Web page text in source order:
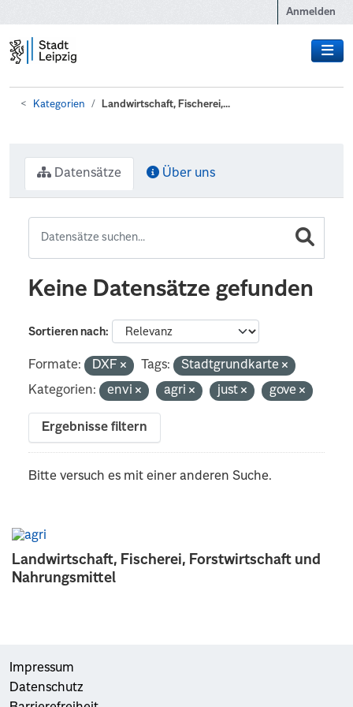
Anmelden
Kategorien Landwirtschaft, Fischerei,...
Landwirtschaft, Fischerei, Forstwirtschaft und
Nahrungsmittel
Datensätze Über uns
Keine Datensätze gefunden
Sortieren nach
Formate: DXF Tags:
Stadtgrundkarte
Kategorien:
envi agri just gove
Ergebnisse filtern
Bitte versuch es mit einer anderen Suche.
Impressum
Datenschutz